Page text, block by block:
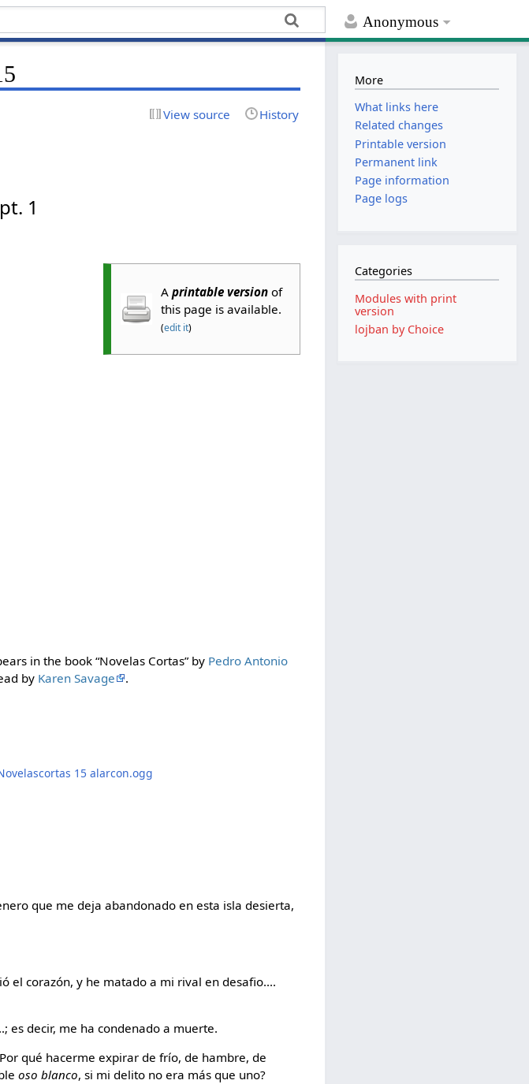
Anonymous
View source History
1
Aprintable version of
this page is available.
(edit it)
in the book “Novelas Cortas” by Pedro Antonio
by Karen Savage .
15 alarcon.ogg
que me deja abandonado en esta isla desierta,
el corazón, y he matado a mi rival en desafio....
es decir, me ha condenado a muerte.
qué hacerme expirar de frío, de hambre, de
oso blanco, si mi delito no era más que uno?
More
What links here
Related changes
Printable version
Permanent link
Page information
Page logs
Categories
Modules with print
version
lojban by Choice